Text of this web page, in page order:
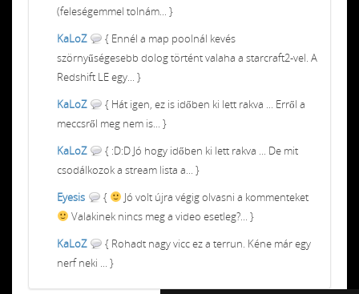
(feleségemmel tolnám... }
KaLoZ
{ Ennél a map poolnál kevés
szörnyűségesebb dolog történt valaha a starcraft2-vel. A
Redshift LE egy... }
KaLoZ
{ Hát igen, ez is időben ki lett rakva ... Erről a
meccsről meg nem is... }
KaLoZ
{ :D:D Jó hogy időben ki lett rakva ... De mit
csodálkozok a stream lista a... }
Eyesis
{
Jó volt újra végig olvasni a kommenteket
Valakinek nincs meg a video esetleg?... }
KaLoZ
{ Rohadt nagy vicc ez a terrun. Kéne már egy
nerf neki ... }